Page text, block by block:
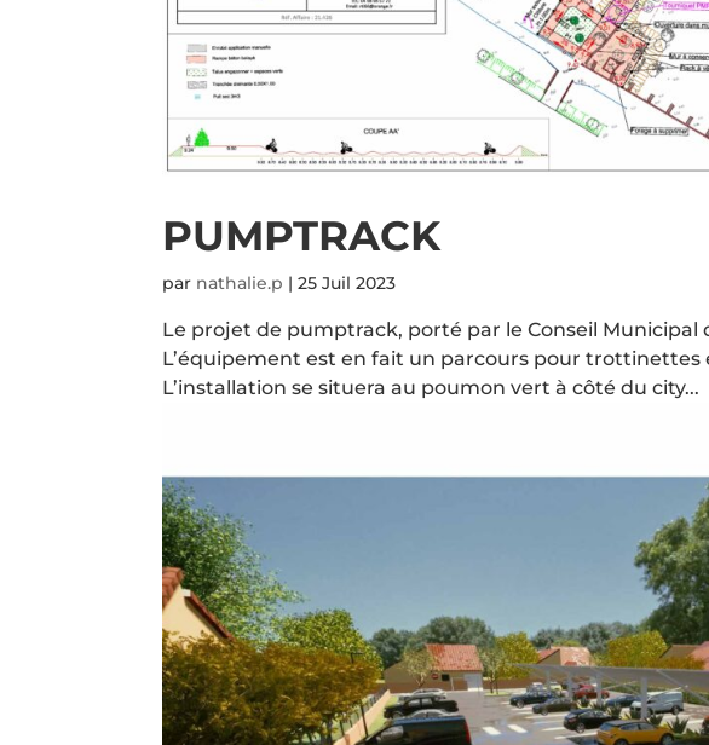
PUMPTRACK
par nathalie.p |25 Juil 2023
Le projet de pumptrack, porté par le Conseil Municipal
L’équipement est en fait un parcours pour trottinettes
L’installation se situera au poumon vert à côté du city...